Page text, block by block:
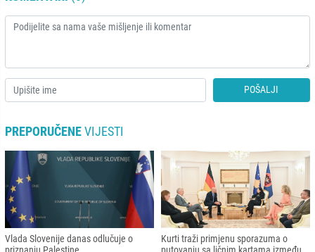
POŠALJI
PREPORUČENEVIJESTI
Vlada Slovenije danas odlučuje o
Kurti traži primjenu sporazuma o